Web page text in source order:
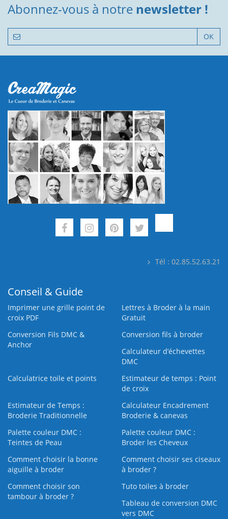
Abonnez-vous à notre newsletter !
OK
Tél : 02.85.52.63.21
Conseil & Guide
Imprimer une grille point de
croix PDF
Lettres à Broder à la main
Gratuit
Conversion Fils DMC &
Anchor
Conversion fils à broder
Calculateur d’échevettes
DMC
Calculatrice toile et points
Estimateur de temps : Point
de croix
Estimateur de Temps :
Broderie Traditionnelle
Calculateur Encadrement
Broderie & canevas
Palette couleur DMC :
Teintes de Peau
Palette couleur DMC :
Broder les Cheveux
Comment choisir la bonne
aiguille à broder
Comment choisir ses ciseaux
à broder ?
Comment choisir son
tambour à broder ?
Tuto toiles à broder
Tableau de conversion DMC
vers DMC